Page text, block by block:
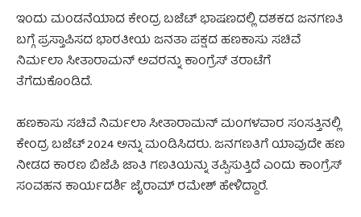
ಇಂದು ಮಂಡನೆಯಾದ ಕೇಂದ್ರ ಬಜೆಟ್ ಭಾಷಣದಲ್ಲಿ ದಶಕದ ಜನಗಣತಿ
ಬಗ್ಗೆ ಪ್ರಸ್ತಾಪಿಸದ ಭಾರತೀಯ ಜನತಾ ಪಕ್ಷದ ಹಣಕಾಸು ಸಚಿವೆ
ನಿರ್ಮಲಾ ಸೀತಾರಾಮನ್ ಅವರನ್ನು ಕಾಂಗ್ರೆಸ್ ತರಾಟೆಗೆ
ತೆಗೆದುಕೊಂಡಿದೆ.
ಹಣಕಾಸು ಸಚಿವೆ ನಿರ್ಮಲಾ ಸೀತಾರಾಮನ್ ಮಂಗಳವಾರ ಸಂಸತ್ತಿನಲ್ಲಿ
ಕೇಂದ್ರ ಬಜೆಟ್ 2024 ಅನ್ನು ಮಂಡಿಸಿದರು. ಜನಗಣತಿಗೆ ಯಾವುದೇ ಹಣ
ನೀಡದ ಕಾರಣ ಬಿಜೆಪಿ ಜಾತಿ ಗಣತಿಯನ್ನು ತಪ್ಪಿಸುತ್ತಿದೆ ಎಂದು ಕಾಂಗ್ರೆಸ್
ಸಂವಹನ ಕಾರ್ಯದರ್ಶಿ ಜೈರಾಮ್ ರಮೇಶ್ ಹೇಳಿದ್ದಾರೆ.